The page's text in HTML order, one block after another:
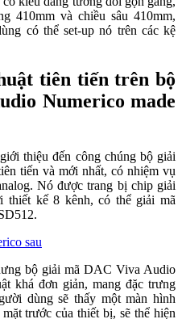
410mm và chiều sâu 410mm,
có thể set-up nó trên các kệ
tiên tiến trên bộ
Numerico made
thiệu đến công chúng bộ giải
tiến và mới nhất, có nhiệm vụ
Nó được trang bị chip giải
thiết kế 8 kênh, có thể giải mã
bộ giải mã DAC Viva Audio
khá đơn giản, mang đặc trưng
dùng sẽ thấy một màn hình
trước của thiết bị, sẽ thể hiện